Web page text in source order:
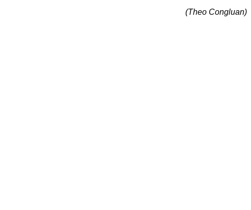
(Theo Congluan)